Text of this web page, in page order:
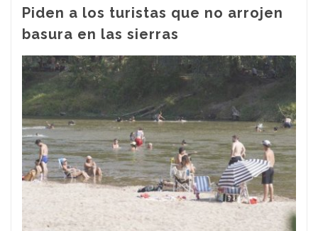
Piden a los turistas que no arrojen
basura en las sierras